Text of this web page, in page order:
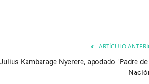
ARTÍCULO
Julius Kambarage Nyerere, apodado "Padre